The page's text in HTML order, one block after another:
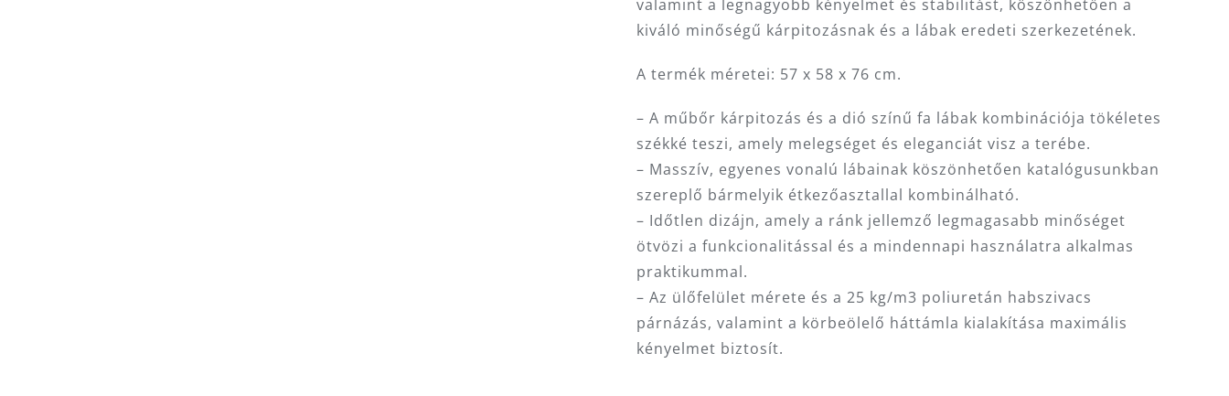
valamint a legnagyobb kényelmet és stabilitást, köszönhetően a
kiváló minőségű kárpitozásnak és a lábak eredeti szerkezetének.
A termék méretei: 57 x 58 x 76 cm.
– A műbőr kárpitozás és a dió színű fa lábak kombinációja tökéletes
székké teszi, amely melegséget és eleganciát visz a terébe.
– Masszív, egyenes vonalú lábainak köszönhetően katalógusunkban
szereplő bármelyik étkezőasztallal kombinálható.
– Időtlen dizájn, amely a ránk jellemző legmagasabb minőséget
ötvözi a funkcionalitással és a mindennapi használatra alkalmas
praktikummal.
– Az ülőfelület mérete és a 25 kg/m3 poliuretán habszivacs
párnázás, valamint a körbeölelő háttámla kialakítása maximális
kényelmet biztosít.